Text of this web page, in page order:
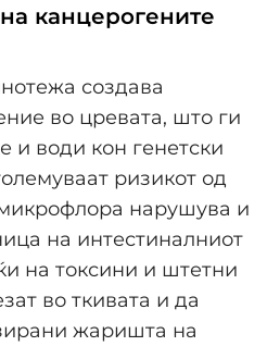
канцерогените
создава
во цревата, што ги
и води кон генетски
ризикот од
нарушува и
на интестиналниот
на токсини и штетни
во ткивата и да
жаришта на